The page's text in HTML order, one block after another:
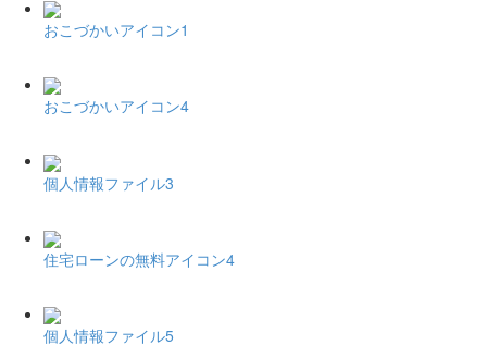
おこづかいアイコン1
おこづかいアイコン4
個人情報ファイル3
住宅ローンの無料アイコン4
個人情報ファイル5